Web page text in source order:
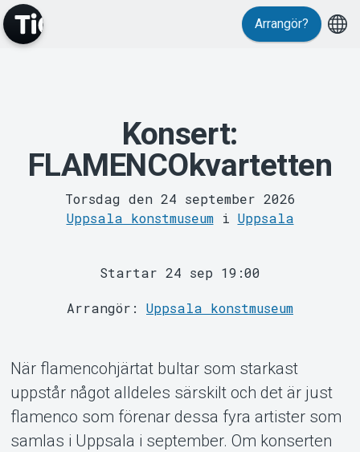
Evenemang Arrangör?
Konsert:
FLAMENCOkvartetten
Torsdag den 24 september 2026
Uppsala konstmuseumi Uppsala
Startar 24 sep 19:00
Arrangör: Uppsala konstmuseum
När flamencohjärtat bultar som starkast
uppstår något alldeles särskilt och det är just
flamenco som förenar dessa fyra artister som
samlas i Uppsala i september. Om konserten